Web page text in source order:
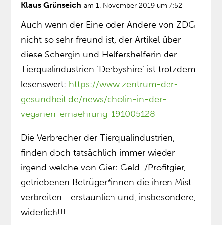
Klaus Grünseich am 1. November 2019 um 7:52
Auch wenn der Eine oder Andere von ZDG
nicht so sehr freund ist, der Artikel über
diese Schergin und Helfershelferin der
Tierqualindustrien ‘Derbyshire’ ist trotzdem
lesenswert: https://www.zentrum-der-
gesundheit.de/news/cholin-in-der-
veganen-ernaehrung-191005128
Die Verbrecher der Tierqualindustrien,
finden doch tatsächlich immer wieder
irgend welche von Gier: Geld-/Profitgier,
getriebenen Betrüger*innen die ihren Mist
verbreiten… erstaunlich und, insbesondere,
widerlich!!!